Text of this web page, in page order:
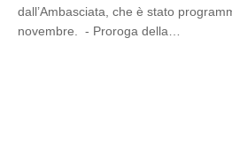
dall’Ambasciata, che è stato
novembre. - Proroga della…